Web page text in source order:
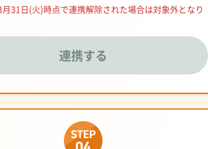
31日(火)時点で連携解除された場合は対象外となり
連携する